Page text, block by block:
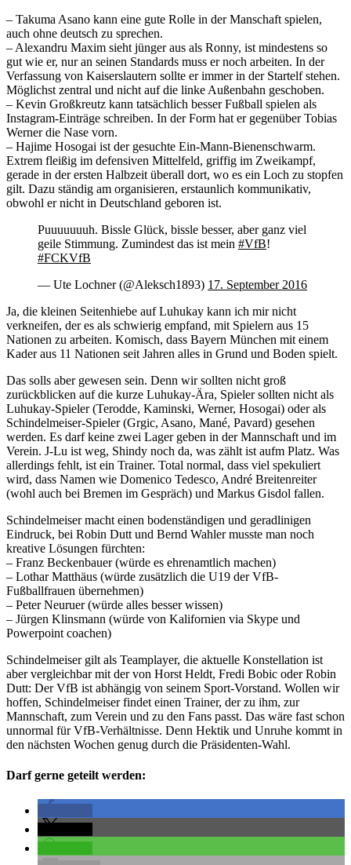
– Takuma Asano kann eine gute Rolle in der Manschaft spielen,
auch ohne deutsch zu sprechen.
– Alexandru Maxim sieht jünger aus als Ronny, ist mindestens so
gut wie er, nur an seinen Standards muss er noch arbeiten. In der
Verfassung von Kaiserslautern sollte er immer in der Startelf stehen.
Möglichst zentral und nicht auf die linke Außenbahn geschoben.
– Kevin Großkreutz kann tatsächlich besser Fußball spielen als
Instagram-Einträge schreiben. In der Form hat er gegenüber Tobias
Werner die Nase vorn.
– Hajime Hosogai ist der gesuchte Ein-Mann-Bienenschwarm.
Extrem fleißig im defensiven Mittelfeld, griffig im Zweikampf,
gerade in der ersten Halbzeit überall dort, wo es ein Loch zu stopfen
gilt. Dazu ständig am organisieren, erstaunlich kommunikativ,
obwohl er nicht in Deutschland geboren ist.
Puuuuuuuh. Bissle Glück, bissle besser, aber ganz viel
geile Stimmung. Zumindest das ist mein #VfB!
#FCKVfB
— Ute Lochner (@Aleksch1893) 17. September 2016
Ja, die kleinen Seitenhiebe auf Luhukay kann ich mir nicht
verkneifen, der es als schwierig empfand, mit Spielern aus 15
Nationen zu arbeiten. Komisch, dass Bayern München mit einem
Kader aus 11 Nationen seit Jahren alles in Grund und Boden spielt.
Das solls aber gewesen sein. Denn wir sollten nicht groß
zurückblicken auf die kurze Luhukay-Ära, Spieler sollten nicht als
Luhukay-Spieler (Terodde, Kaminski, Werner, Hosogai) oder als
Schindelmeiser-Spieler (Grgic, Asano, Mané, Pavard) gesehen
werden. Es darf keine zwei Lager geben in der Mannschaft und im
Verein. J-Lu ist weg, Shindy noch da, was zählt ist aufm Platz. Was
allerdings fehlt, ist ein Trainer. Total normal, dass viel spekuliert
wird, dass Namen wie Domenico Tedesco, André Breitenreiter
(wohl auch bei Bremen im Gespräch) und Markus Gisdol fallen.
Schindelmeiser macht einen bodenständigen und geradlinigen
Eindruck, bei Robin Dutt und Bernd Wahler musste man noch
kreative Lösungen fürchten:
– Franz Beckenbauer (würde es ehrenamtlich machen)
– Lothar Matthäus (würde zusätzlich die U19 der VfB-
Fußballfrauen übernehmen)
– Peter Neuruer (würde alles besser wissen)
– Jürgen Klinsmann (würde von Kalifornien via Skype und
Powerpoint coachen)
Schindelmeiser gilt als Teamplayer, die aktuelle Konstellation ist
aber vergleichbar mit der von Horst Heldt, Fredi Bobic oder Robin
Dutt: Der VfB ist abhängig von seinem Sport-Vorstand. Wollen wir
hoffen, Schindelmeiser findet einen Trainer, der zu ihm, zur
Mannschaft, zum Verein und zu den Fans passt. Das wäre fast schon
unnormal für VfB-Verhältnisse. Denn Hektik und Unruhe kommt in
den nächsten Wochen genug durch die Präsidenten-Wahl.
Darf gerne geteilt werden: